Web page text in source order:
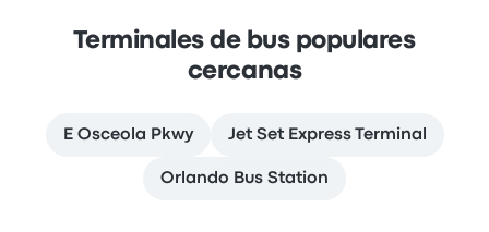
Terminales de bus populares
cercanas
E Osceola Pkwy Jet Set Express Terminal
Orlando Bus Station